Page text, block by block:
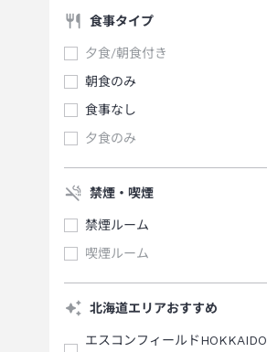
食事タイプ
夕食/朝食付き
朝食のみ
食事なし
夕食のみ
禁煙・喫煙
禁煙ルーム
喫煙ルーム
北海道エリアおすすめ
エスコンフィールドHOKKAIDO